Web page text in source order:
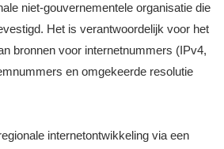
niet-gouvernementele organisatie die
Het is verantwoordelijk voor het
bronnen voor internetnummers (IPv4,
en omgekeerde resolutie
internetontwikkeling via een